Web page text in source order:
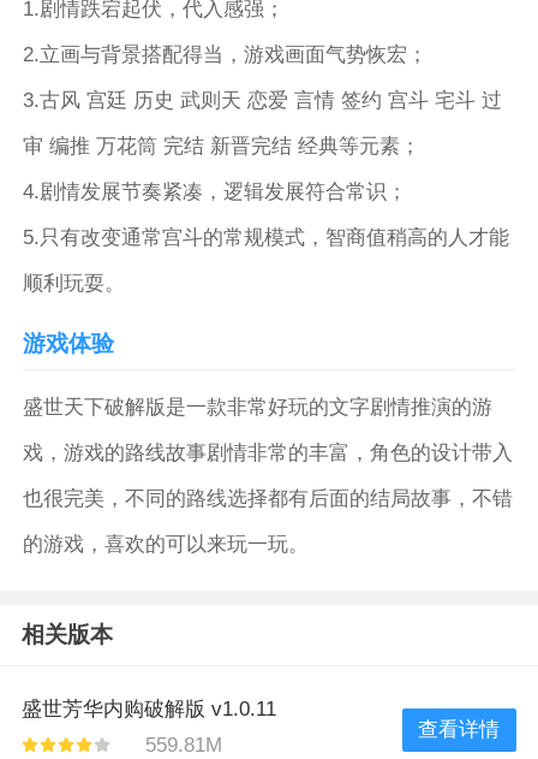
1.剧情跌宕起伏，代入感强；
2.立画与背景搭配得当，游戏画面气势恢宏；
3.古风 宫廷 历史 武则天 恋爱 言情 签约 宫斗 宅斗 过
审 编推 万花筒 完结 新晋完结 经典等元素；
4.剧情发展节奏紧凑，逻辑发展符合常识；
5.只有改变通常宫斗的常规模式，智商值稍高的人才能
顺利玩耍。
游戏体验
盛世天下破解版是一款非常好玩的文字剧情推演的游
戏，游戏的路线故事剧情非常的丰富，角色的设计带入
也很完美，不同的路线选择都有后面的结局故事，不错
的游戏，喜欢的可以来玩一玩。
相关版本
盛世芳华内购破解版 v1.0.11
559.81M
查看详情